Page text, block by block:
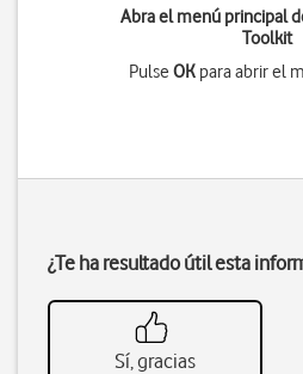
Abra el menú principal
Toolkit
PulseOK para abrir el
¿Te ha resultado útil esta
Sí, gracias